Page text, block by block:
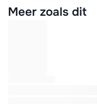
Meer zoals dit